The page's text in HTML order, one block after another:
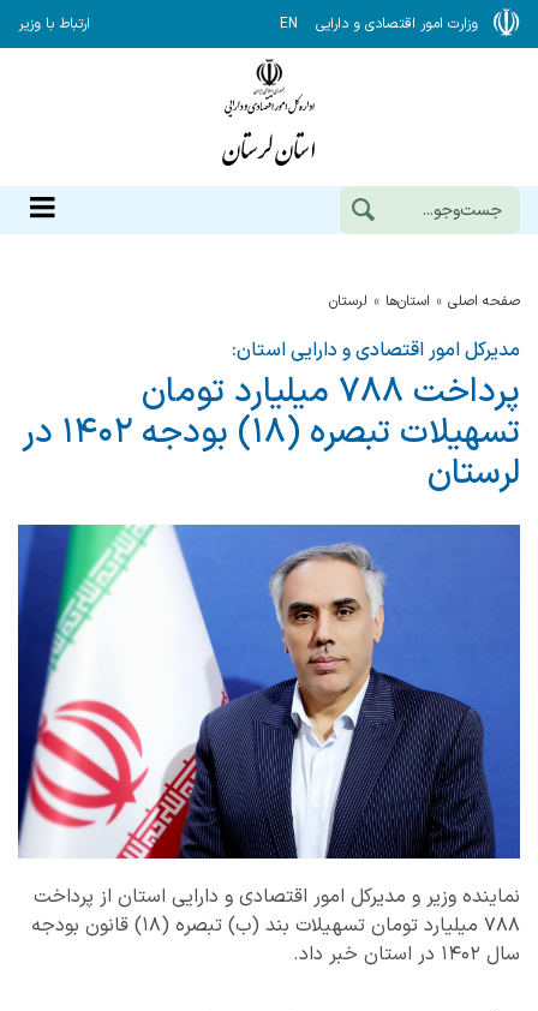
وزارت امور اقتصادی و دارایی EN ارتباط با وزیر
صفحه اصلی استان‌ها لرستان
مدیرکل امور اقتصادی و دارایی استان:
پرداخت ۷۸۸ میلیارد تومان
تسهیلات تبصره (۱۸) بودجه ۱۴۰۲ در
لرستان
نماینده وزیر و مدیرکل امور اقتصادی و دارایی استان از پرداخت
۷۸۸ میلیارد تومان تسهیلات بند (ب) تبصره (۱۸) قانون بودجه
سال ۱۴۰۲ در استان خبر داد.